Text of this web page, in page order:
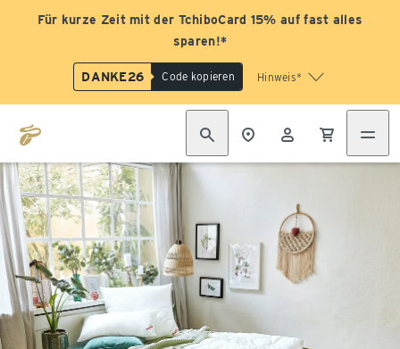
Für kurze Zeit mit der TchiboCard 15% auf fast alles
sparen!*
DANKE26 Code kopieren Hinweis*